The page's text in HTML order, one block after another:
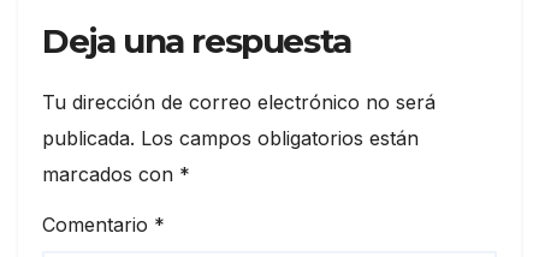
Deja una respuesta
Tu dirección de correo electrónico no será
publicada. Los campos obligatorios están
marcados con *
Comentario *